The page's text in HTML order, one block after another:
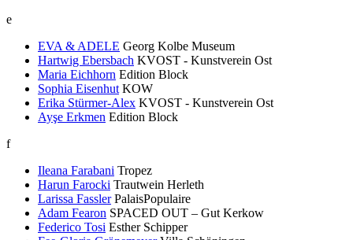
e
EVA & ADELE Georg Kolbe Museum
Hartwig Ebersbach KVOST - Kunstverein Ost
Maria Eichhorn Edition Block
Sophia Eisenhut KOW
Erika Stürmer-Alex KVOST - Kunstverein Ost
Ayşe Erkmen Edition Block
f
Ileana Farabani Tropez
Harun Farocki Trautwein Herleth
Larissa Fassler PalaisPopulaire
Adam Fearon SPACED OUT – Gut Kerkow
Federico Tosi Esther Schipper